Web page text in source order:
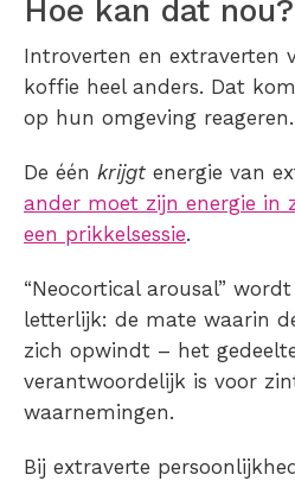
Hoe kan dat nou?
Introverten en extraverten
koffie heel anders. Dat
op hun omgeving reageren.
De één krijgt energie van
ander moet zijn energie in
een prikkelsessie.
“Neocortical arousal”
letterlijk: de mate waarin
zich opwindt – het
verantwoordelijk is voor
waarnemingen.
Bij extraverte